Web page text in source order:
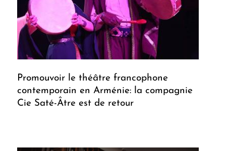
Promouvoir le théâtre francophone
contemporain en Arménie: la compagnie
Cie Saté-Âtre est de retour